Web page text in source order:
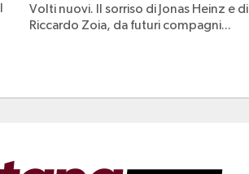
Volti nuovi. Il sorriso di Jonas Heinz e di
Riccardo Zoia, da futuri compagni...